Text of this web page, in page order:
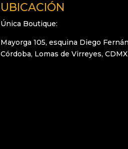
UBICACIÓN
Única Boutique:
Mayorga 105, esquina Diego
Córdoba, Lomas de Virreyes, CDMX